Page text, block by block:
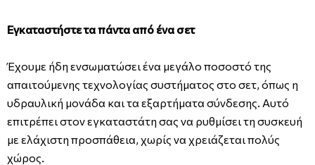
Εγκαταστήστε τα πάντα από ένα σετ
Έχουμε ήδη ενσωματώσει ένα μεγάλο ποσοστό της
απαιτούμενης τεχνολογίας συστήματος στο σετ, όπως η
υδραυλική μονάδα και τα εξαρτήματα σύνδεσης. Αυτό
επιτρέπει στον εγκαταστάτη σας να ρυθμίσει τη συσκευή
με ελάχιστη προσπάθεια, χωρίς να χρειάζεται πολύς
χώρος.